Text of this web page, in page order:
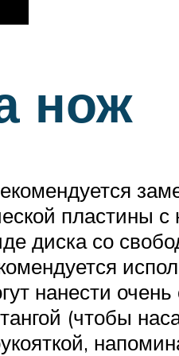
нож
пластины
диска со
нанести
(чтобы